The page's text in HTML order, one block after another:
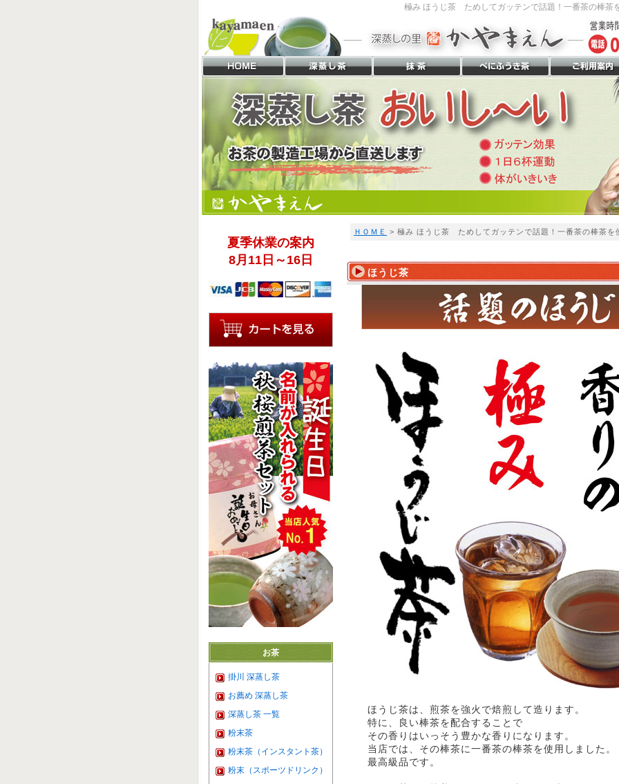
極み ほうじ茶 ためしてガッテンで話題！一番茶の棒茶
ＨＯＭＥ > 極み ほうじ茶 ためしてガッテンで話題！一番茶の棒茶を
ほうじ茶
ほうじ茶は、煎茶を強火で焙煎して造ります。
特に、良い棒茶を配合することで
その香りはいっそう豊かな香りになります。
当店では、その棒茶に一番茶の棒茶を使用しました。
最高級品です。
夏季休業の案内
8月11日～16日
お茶
掛川 深蒸し茶
お薦め 深蒸し茶
深蒸し茶 一覧
粉末茶
粉末茶（インスタント茶）
粉末（スポーツドリンク）